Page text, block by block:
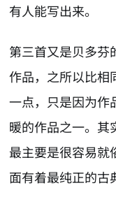
有人能写出来。
第三首又是贝多芬
作品，之所以比
一点，只是因为作
暖的作品之一。其
最主要是很容易就
面有着最纯正的古